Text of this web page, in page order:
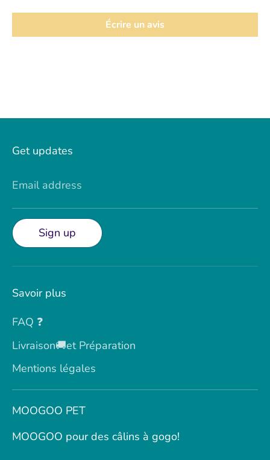
Écrire un avis
Get updates
Email address
Sign up
Savoir plus
FAQ ❓
Livraison🚚et Préparation
Mentions légales
MOOGOO PET
MOOGOO pour des câlins à gogo!